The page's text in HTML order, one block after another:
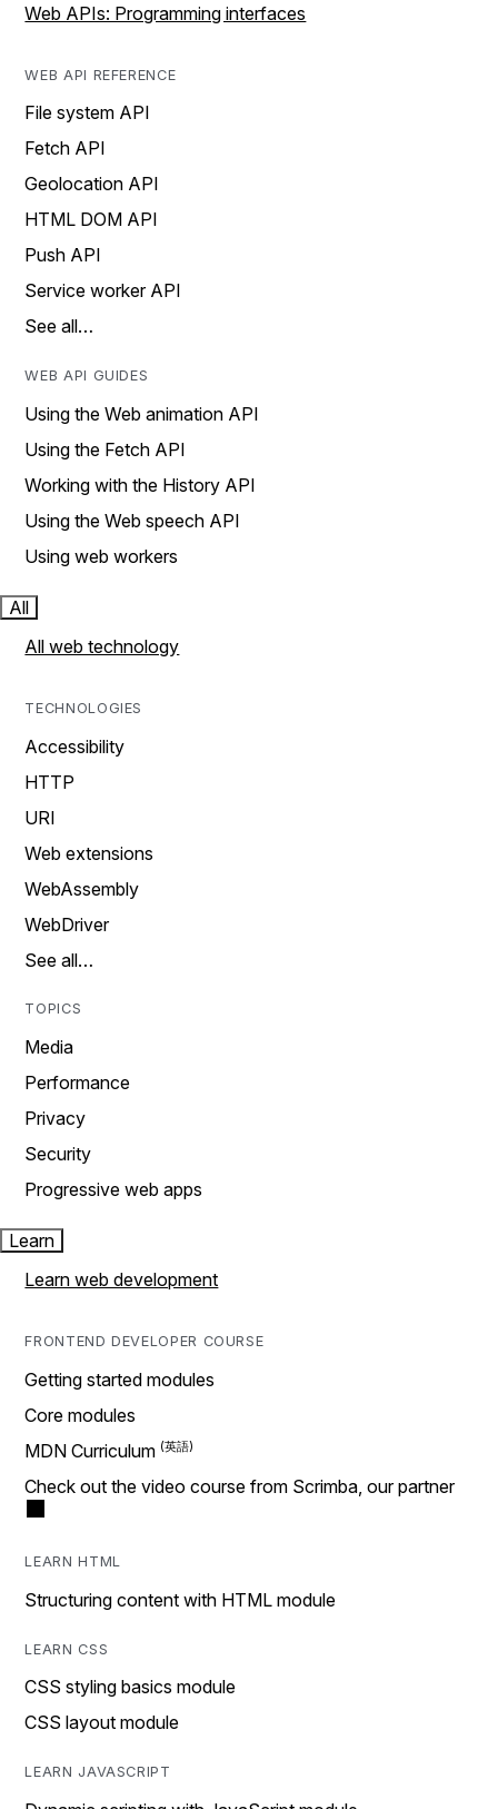
Web APIs: Programming interfaces
WEB API REFERENCE
File system API
Fetch API
Geolocation API
HTML DOM API
Push API
Service worker API
See all…
WEB API GUIDES
Using the Web animation API
Using the Fetch API
Working with the History API
Using the Web speech API
Using web workers
All
All web technology
TECHNOLOGIES
Accessibility
HTTP
URI
Web extensions
WebAssembly
WebDriver
See all…
TOPICS
Media
Performance
Privacy
Security
Progressive web apps
Learn
Learn web development
FRONTEND DEVELOPER COURSE
Getting started modules
Core modules
MDN Curriculum
Check out the video course from Scrimba, our partner
LEARN HTML
Structuring content with HTML module
LEARN CSS
CSS styling basics module
CSS layout module
LEARN JAVASCRIPT